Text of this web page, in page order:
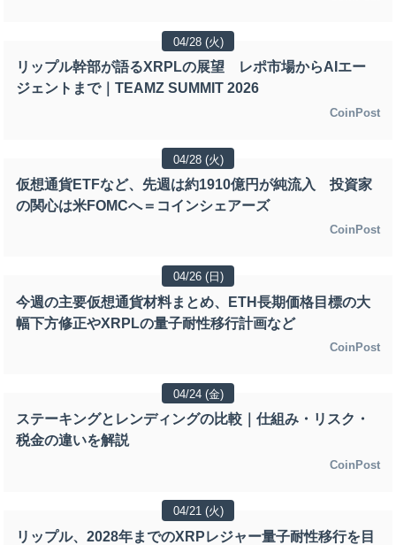
04/28 (火)
リップル幹部が語るXRPLの展望 レポ市場からAIエー
ジェントまで｜TEAMZ SUMMIT 2026
CoinPost
04/28 (火)
仮想通貨ETFなど、先週は約1910億円が純流入 投資家
の関心は米FOMCへ＝コインシェアーズ
CoinPost
04/26 (日)
今週の主要仮想通貨材料まとめ、ETH長期価格目標の大
幅下方修正やXRPLの量子耐性移行計画など
CoinPost
04/24 (金)
ステーキングとレンディングの比較｜仕組み・リスク・
税金の違いを解説
CoinPost
04/21 (火)
リップル、2028年までのXRPレジャー量子耐性移行を目